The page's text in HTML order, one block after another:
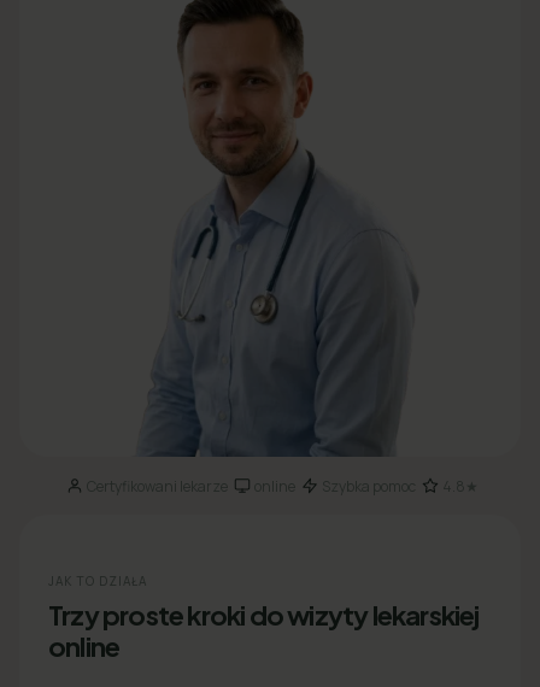
Certyfikowani lekarze· online· Szybka pomoc 4.8★
JAK TO DZIAŁA
Trzy proste kroki do wizyty lekarskiej
online